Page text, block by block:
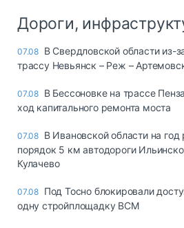
Дороги,
07.08 В Свердловской области из-
трассу Невьянск – Реж –
07.08 В Бессоновке на трассе
ход капитального ремонта моста
07.08 В Ивановской области на
порядок 5 км автодороги
Кулачево
07.08 Под Тосно блокировали
одну стройплощадку ВСМ